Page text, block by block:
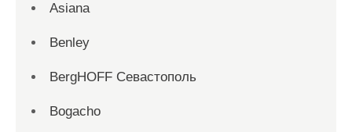
Asiana
Benley
BergHOFF Севастополь
Bogacho